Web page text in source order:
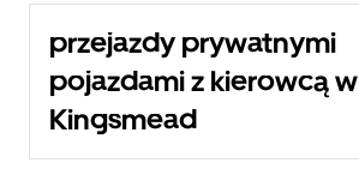
przejazdy prywatnymi
pojazdami z kierowcą w
Kingsmead